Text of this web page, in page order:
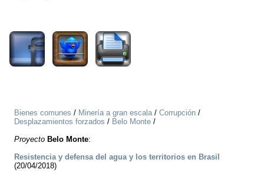
Bienes comunes / Minería a gran escala/ Corrupción /
Desplazamientos forzados / Belo Monte /
Proyecto Belo Monte:
Resistencia y defensa del agua y los territorios en Brasil
(20/04/2018)